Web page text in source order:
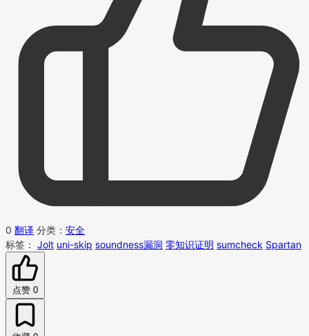
0 翻译 分类： 安全
标签： Jolt uni-skip soundness漏洞 零知识证明 sumcheck Spartan
点赞 0